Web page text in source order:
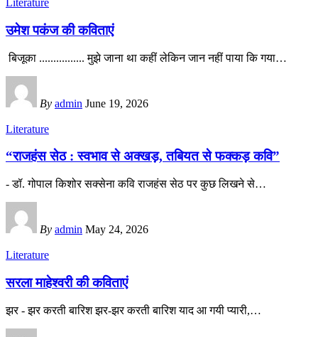
Literature
उमेश पकंज की कविताएं
बिजूका ................ मुझे जाना था कहीं लेकिन जान नहीं पाया कि गया…
By admin June 19, 2026
Literature
“राजहंस सेठ : स्वभाव से अक्खड़, तबियत से फक्कड़ कवि”
- डॉ. गोपाल किशोर सक्सेना कवि राजहंस सेठ पर कुछ लिखने से…
By admin May 24, 2026
Literature
सरला माहेश्वरी की कविताएं
झर - झर करती बारिश झर-झर करती बारिश याद आ गयी प्यारी,…